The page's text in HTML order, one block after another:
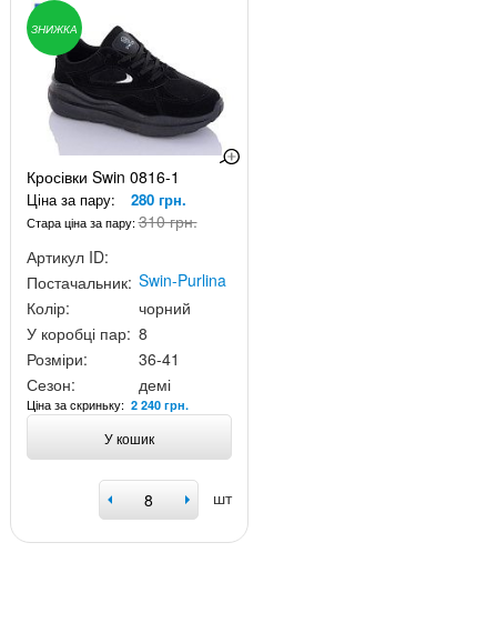
ЗНИЖКА
Кросівки Swin 0816-1
Ціна за пару: 280 грн.
Стара ціна за пару:310 грн.
Артикул ID:
Постачальник: Swin-Purlina
Колір:
чорний
У коробці пар: 8
Розміри:
36-41
Сезон:
демі
Ціна за скриньку: 2 240 грн.
У кошик
шт